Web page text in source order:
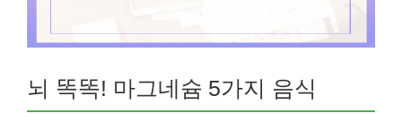
뇌 똑똑! 마그네슘 5가지 음식